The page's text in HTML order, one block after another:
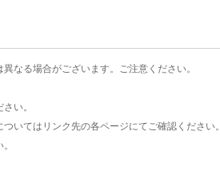
なる場合がございます。ご注意ください。
い。
いてはリンク先の各ページにてご確認ください。